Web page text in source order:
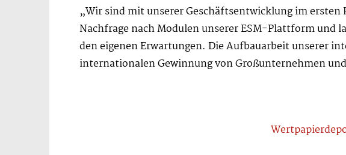
„Wir sind mit unserer Geschäftsentwicklung im
Nachfrage nach Modulen unserer ESM-Plattform und
den eigenen Erwartungen. Die Aufbauarbeit unserer
internationalen Gewinnung von Großunternehmen